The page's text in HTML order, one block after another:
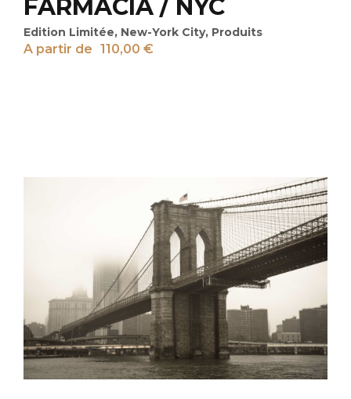
FARMACIA / NYC
Edition Limitée, New-York City, Produits
A partir de 110,00 €